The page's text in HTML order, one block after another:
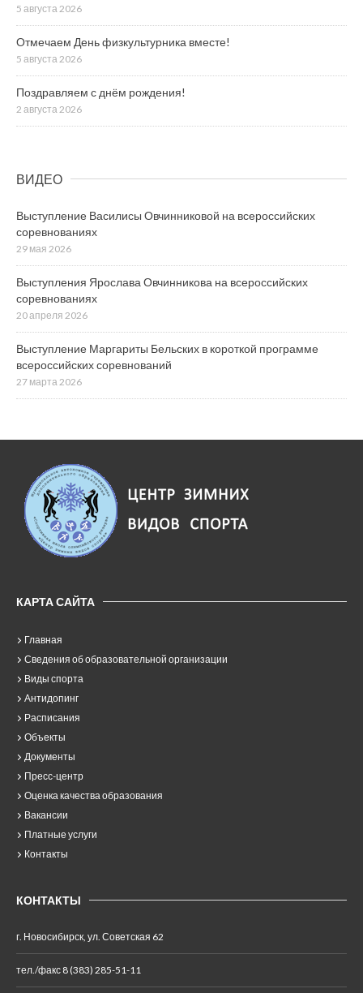
5 августа 2026
Отмечаем День физкультурника вместе!
5 августа 2026
Поздравляем с днём рождения!
2 августа 2026
ВИДЕО
Выступление Василисы Овчинниковой на всероссийских
соревнованиях
29 мая 2026
Выступления Ярослава Овчинникова на всероссийских
соревнованиях
20 апреля 2026
Выступление Маргариты Бельских в короткой программе
всероссийских соревнований
27 марта 2026
КАРТА САЙТА
Главная
Сведения об образовательной организации
Виды спорта
Антидопинг
Расписания
Объекты
Документы
Пресс-центр
Оценка качества образования
Вакансии
Платные услуги
Контакты
КОНТАКТЫ
г. Новосибирск, ул. Советская 62
тел./факс 8 (383) 285-51-11